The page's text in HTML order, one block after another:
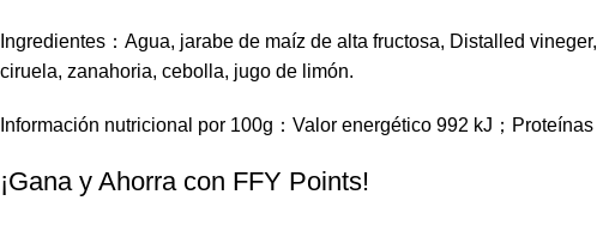
Ingredientes：Agua, jarabe de maíz de alta fructosa, Distalled
ciruela, zanahoria, cebolla, jugo de limón.
Información nutricional por 100g：Valor energético 992 kJ；
¡Gana y Ahorra con FFY Points!